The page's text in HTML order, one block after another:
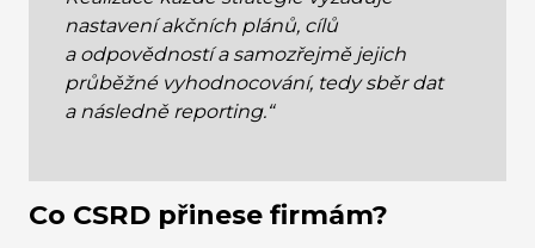
nastavení akčních plánů, cílů
a odpovědností a samozřejmě jejich
průběžné vyhodnocování, tedy sběr dat
a následně reporting.“
Co CSRD přinese firmám?